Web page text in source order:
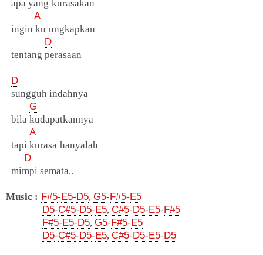
apa yang kurasakan
A
ingin ku ungkapkan
D
tentang perasaan
D
sungguh indahnya
G
bila kudapatkannya
A
tapi kurasa hanyalah
D
mimpi semata..
Music : F#5-E5-D5,G5-F#5-E5
D5-C#5-D5-E5,C#5-D5-E5-F#5
F#5-E5-D5,G5-F#5-E5
D5-C#5-D5-E5,C#5-D5-E5-D5